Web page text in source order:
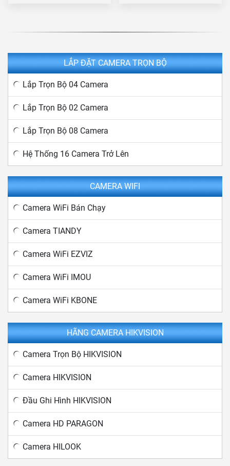
LẮP ĐẶT CAMERA TRỌN BỘ
Lắp Trọn Bộ 04 Camera
Lắp Trọn Bộ 02 Camera
Lắp Trọn Bộ 08 Camera
Hệ Thống 16 Camera Trở Lên
CAMERA WIFI
Camera WiFi Bán Chạy
Camera TIANDY
Camera WiFi EZVIZ
Camera WiFi IMOU
Camera WiFi KBONE
HÃNG CAMERA HIKVISION
Camera Trọn Bộ HIKVISION
Camera HIKVISION
Đầu Ghi Hình HIKVISION
Camera HD PARAGON
Camera HILOOK